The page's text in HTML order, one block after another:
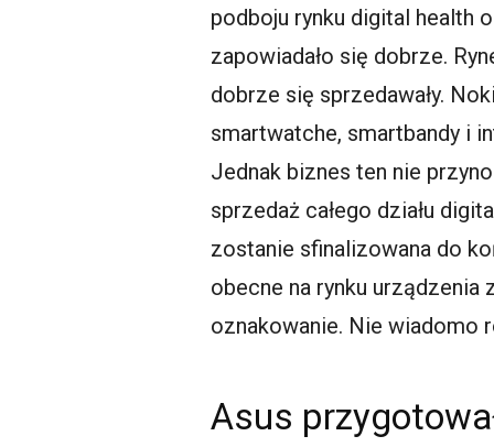
podboju rynku digital health
zapowiadało się dobrze.
dobrze się sprzedawały.
smartwatche, smartbandy i
Jednak biznes ten nie
sprzedaż całego działu
zostanie sfinalizowana do
obecne na rynku
oznakowanie. Nie wiadomo
Asus